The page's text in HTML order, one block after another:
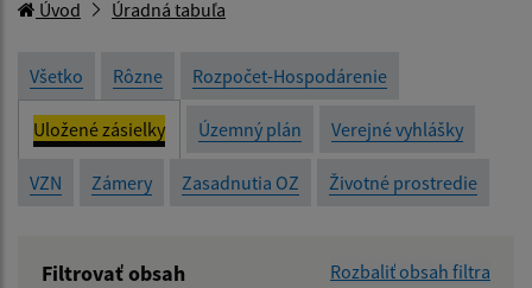
Úvod Úradná tabuľa
Všetko Rôzne Rozpočet-Hospodárenie
Uložené zásielky Územný plán Verejné vyhlášky
VZN Zámery Zasadnutia OZ Životné prostredie
Filtrovať obsah Rozbaliť obsah filtra